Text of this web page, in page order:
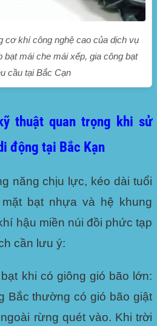
cơ khí công nghệ cao của dịch vụ
bạt mái che mái xếp, gia công bạt
cầu tại Bắc Cạn
thuật quan trọng khi sử
động tại Bắc Kạn
năng chịu lực, kéo dài tuổi
bạt nhựa và hệ khung
hậu miền núi đồi phức tạp
cần lưu ý:
khi có giông gió bão lớn:
Bắc thường có gió bão giật
rừng quét vào. Khi trời